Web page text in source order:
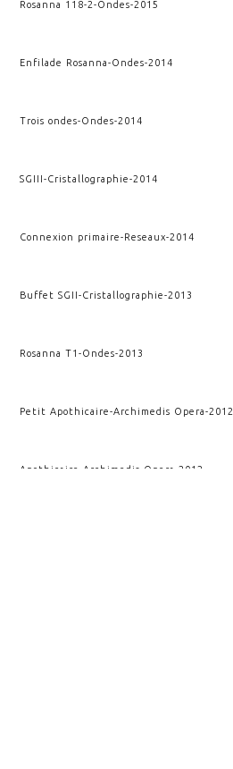
Rosanna 118-2-Ondes-2015
Enfilade Rosanna-Ondes-2014
Trois ondes-Ondes-2014
SGIII-Cristallographie-2014
Connexion primaire-Reseaux-2014
Buffet SGII-Cristallographie-2013
Rosanna T1-Ondes-2013
Petit Apothicaire-Archimedis Opera-2012
Apothicaire Archimedis Opera -2012